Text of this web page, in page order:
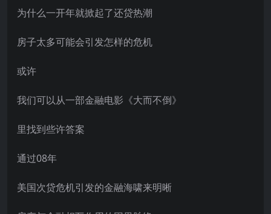
为什么一开年就掀起了还贷热潮
房子太多可能会引发怎样的危机
或许
我们可以从一部金融电影《大而不倒》
里找到些许答案
通过08年
美国次贷危机引发的金融海啸来明晰